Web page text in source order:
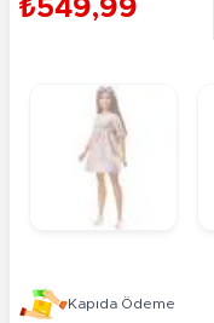
₺549,99
Kapıda Ödeme